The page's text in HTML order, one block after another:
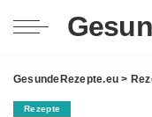
GesundeRezepte.eu >
Rezepte